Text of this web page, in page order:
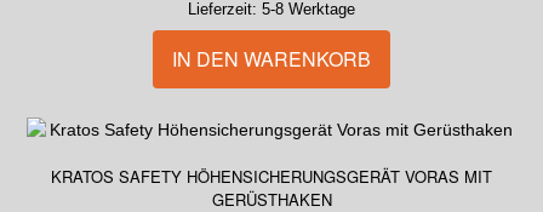
Lieferzeit: 5-8 Werktage
IN DEN WARENKORB
KRATOS SAFETY HÖHENSICHERUNGSGERÄT VORAS MIT
GERÜSTHAKEN